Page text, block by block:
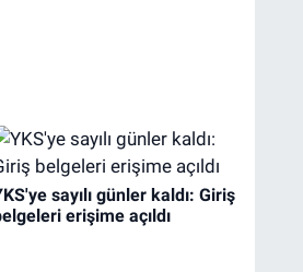
sayılı günler kaldı: Giriş
erişime açıldı